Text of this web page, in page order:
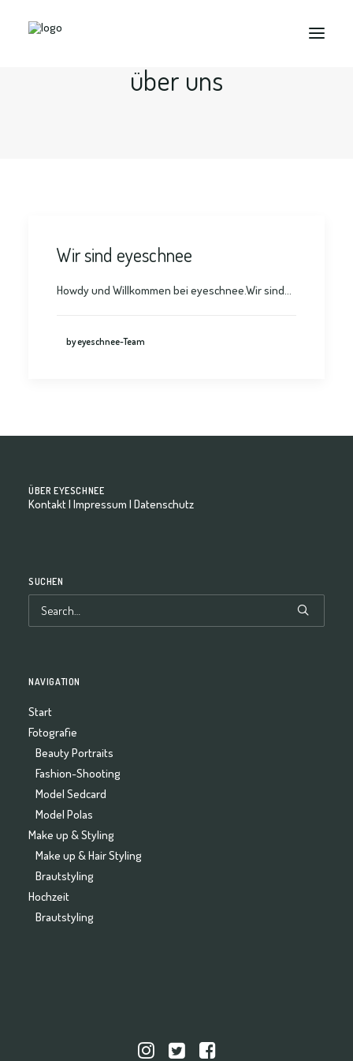
über uns
Wir sind eyeschnee
Howdy und Willkommen bei eyeschnee.Wir sind…
by eyeschnee-Team
ÜBER EYESCHNEE
Kontakt| Impressum | Datenschutz
SUCHEN
NAVIGATION
Start
Fotografie
Beauty Portraits
Fashion-Shooting
Model Sedcard
Model Polas
Make up & Styling
Make up & Hair Styling
Brautstyling
Hochzeit
Brautstyling